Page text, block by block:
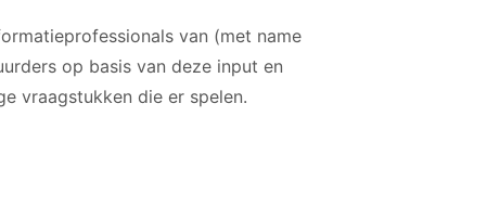
van (met name
op basis van deze input en
vraagstukken die er spelen.